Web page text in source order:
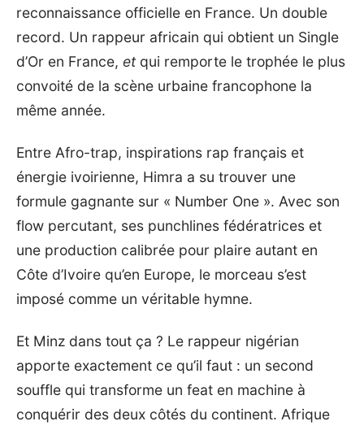
reconnaissance officielle en France. Un double
record. Un rappeur africain qui obtient un Single
d’Or en France, etqui remporte le trophée le plus
convoité de la scène urbaine francophone la
même année.
Entre Afro-trap, inspirations rap français et
énergie ivoirienne, Himra a su trouver une
formule gagnante sur « Number One ». Avec son
flow percutant, ses punchlines fédératrices et
une production calibrée pour plaire autant en
Côte d’Ivoire qu’en Europe, le morceau s’est
imposé comme un véritable hymne.
Et Minz dans tout ça ? Le rappeur nigérian
apporte exactement ce qu’il faut : un second
souffle qui transforme un feat en machine à
conquérir des deux côtés du continent. Afrique